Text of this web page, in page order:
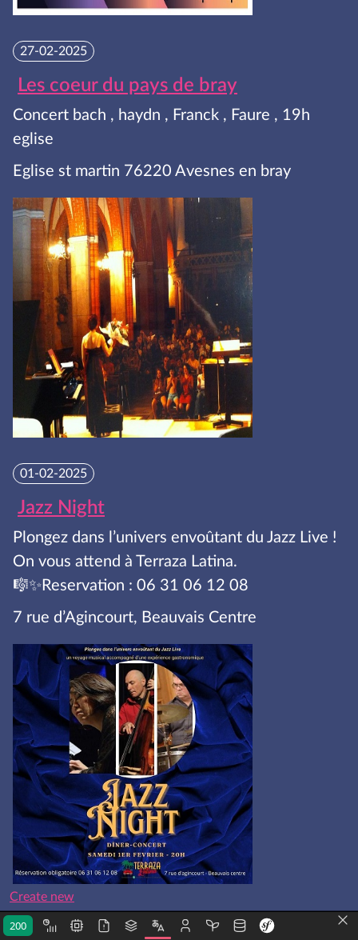
27-02-2025
Les coeur du pays de bray
Concert bach , haydn , Franck , Faure , 19h
eglise
Eglise st martin 76220 Avesnes en bray
01-02-2025
Jazz Night
Plongez dans l’univers envoûtant du Jazz Live !
On vous attend à Terraza Latina.
🎼✨Reservation : 06 31 06 12 08
7 rue d’Agincourt, Beauvais Centre
Create new
200